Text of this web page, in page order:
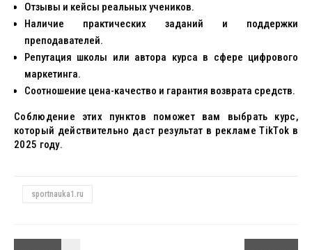
Отзывы и кейсы реальных учеников.
Наличие практических заданий и поддержки
преподавателей.
Репутация школы или автора курса в сфере цифрового
маркетинга.
Соотношение цена-качество и гарантия возврата средств.
Соблюдение этих пунктов поможет вам выбрать курс,
который действительно даст результат в рекламе TikTok в
2025 году.
sportnauka1.ru